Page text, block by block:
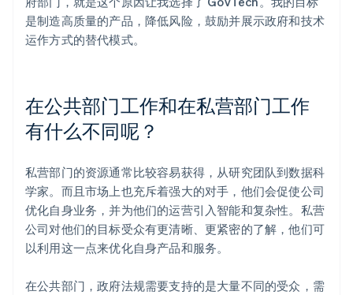
是制造高质量的产品，降低风险，鼓励并展示政府和技术
运作方式的替代模式。
在公共部门工作和在私营部门工作
有什么不同呢？
私营部门的资源通常比较容易获得，从研究团队到数据科
学家。而且市场上也充斥着强大的对手，他们会促使公司
优化自身业务，并为他们的运营引入智能和复杂性。私营
公司对他们的目标受众有更清晰、更紧密的了解，他们可
以利用这一点来优化自身产品和服务。
在公共部门，政府法规需要支持的是大量不同的受众，需